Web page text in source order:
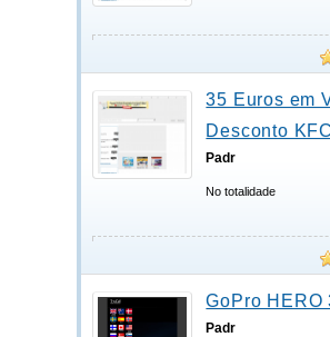
35 Euros em
Desconto
Padr
No totalidade
GoPro HERO
Padr